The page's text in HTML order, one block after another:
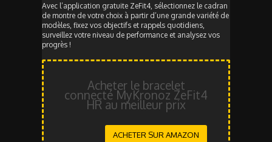
Avec l’application gratuite ZeFit4, sélectionnez le cadran
de montre de votre choix à partir d’une grande variété de
modèles, fixez vos objectifs et rappels quotidiens,
surveillez votre niveau de performance et analysez vos
progrès !
Acheter le bracelet
connecté MyKronoz ZeFit4
HR au meilleur prix
ACHETER SUR AMAZON